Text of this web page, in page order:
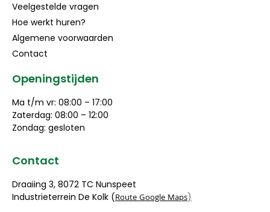
Veelgestelde vragen
Hoe werkt huren?
Algemene voorwaarden
Contact
Openingstijden
Ma t/m vr: 08:00 – 17:00
Zaterdag: 08:00 – 12:00
Zondag: gesloten
Contact
Draaiing 3, 8072 TC Nunspeet
Industrieterrein De Kolk (Route Google Maps)